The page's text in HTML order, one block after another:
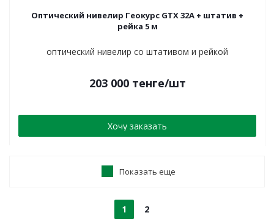
Оптический нивелир Геокурс GTX 32A + штатив +
рейка 5 м
оптический нивелир со штативом и рейкой
203 000тенге/шт
Хочу заказать
Показать еще
1 2